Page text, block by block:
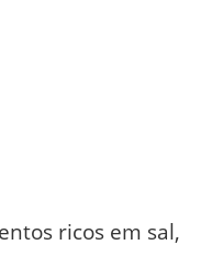
ricos em sal,